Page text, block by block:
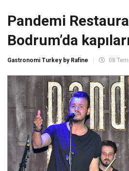
Pandemi
Bodrum’da
Gastronomi Turkey by Rafine 08